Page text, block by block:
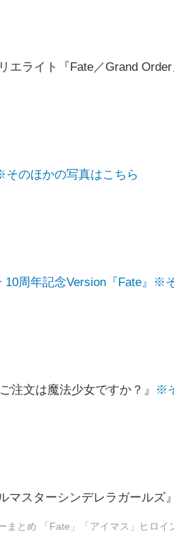
エライト『Fate／Grand Order
そのほかの写真はこちら
周年記念Version『Fate』※
注文は魔法少女ですか？』 ※
マスターシンデレラガールズ』
まとめ 「Fate」「アイマス」ヒロイ